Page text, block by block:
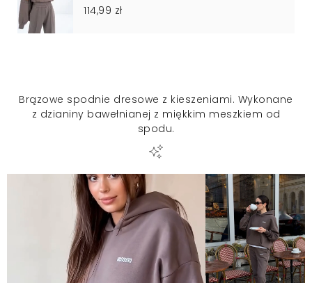
114,99 zł
Brązowe spodnie dresowe z kieszeniami. Wykonane
z dzianiny bawełnianej z miękkim meszkiem od
spodu.